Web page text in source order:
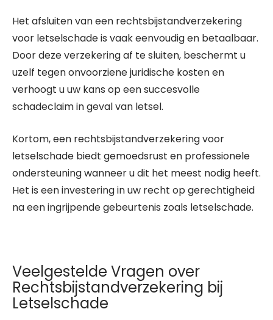
Het afsluiten van een rechtsbijstandverzekering
voor letselschade is vaak eenvoudig en betaalbaar.
Door deze verzekering af te sluiten, beschermt u
uzelf tegen onvoorziene juridische kosten en
verhoogt u uw kans op een succesvolle
schadeclaim in geval van letsel.
Kortom, een rechtsbijstandverzekering voor
letselschade biedt gemoedsrust en professionele
ondersteuning wanneer u dit het meest nodig heeft.
Het is een investering in uw recht op gerechtigheid
na een ingrijpende gebeurtenis zoals letselschade.
Veelgestelde Vragen over
Rechtsbijstandverzekering bij
Letselschade